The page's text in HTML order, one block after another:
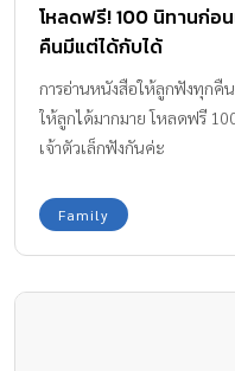
โหลดฟรี! 100 นิทานก่อ
คืนมีแต่ได้กับได้
การอ่านหนังสือให้ลูกฟังทุกคื
ให้ลูกได้มากมาย โหลดฟรี
เจ้าตัวเล็กฟังกันค่ะ
Family